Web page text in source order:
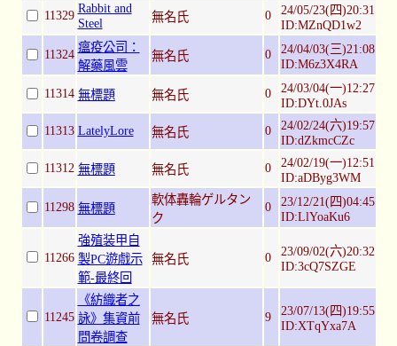
11329 Rabbit and
Steel
無名氏 0
24/05/23(四)20:31
ID:MZnQD1w2
11324 瘟疫公司：
解藥風雲
無名氏 0
24/04/03(三)21:08
ID:M6z3X4RA
11314 無標題 無名氏 0
24/03/04(一)12:27
ID:DYt.0JAs
11313 LatelyLore 無名氏 0
24/02/24(六)19:57
ID:dZkmcCZc
11312 無標題 無名氏 0
24/02/19(一)12:51
ID:aDByg3WM
11298 無標題
軟体轟輪ゲルタン
ク
0
23/12/21(四)04:45
ID:LlYoaKu6
11266
強殖装甲自
製PC遊戲示
範-最終回
無名氏 0
23/09/02(六)20:32
ID:3cQ7SZGE
11245
《紡織者之
詠》集資前
問卷調查
無名氏 9
23/07/13(四)19:55
ID:XTqYxa7A